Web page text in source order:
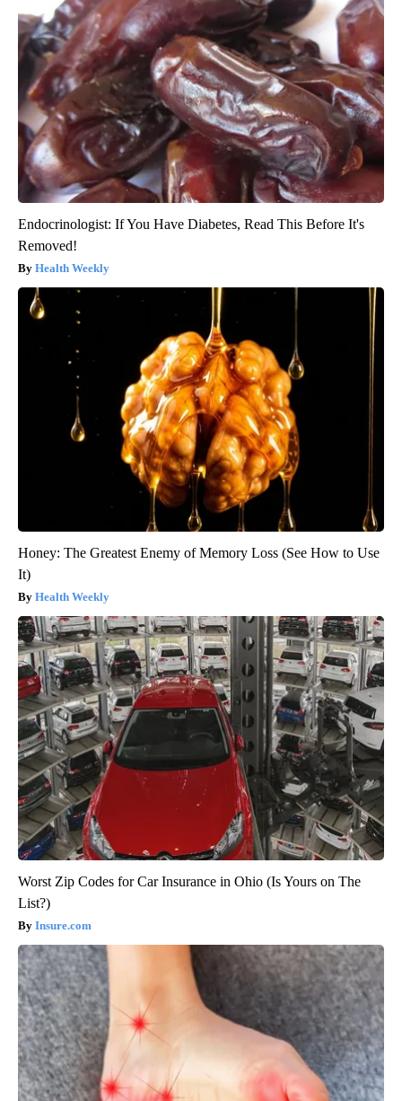
Endocrinologist: If You Have Diabetes, Read This Before It's
Removed!
Health Weekly
Honey: The Greatest Enemy of Memory Loss (See How to Use
It)
Health Weekly
Worst Zip Codes for Car Insurance in Ohio (Is Yours on The
List?)
Insure.com